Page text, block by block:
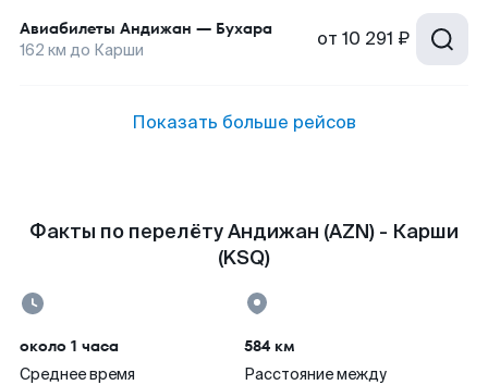
Авиабилеты Андижан — Бухара
162 км до Карши от 10 291 ₽
Показать больше рейсов
Факты по перелёту Андижан (AZN) - Карши
(KSQ)
около 1 часа
Среднее время
584 км
Расстояние между